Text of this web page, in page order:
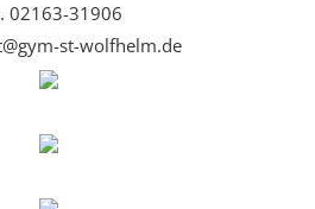
02163-31906
st-wolfhelm.de